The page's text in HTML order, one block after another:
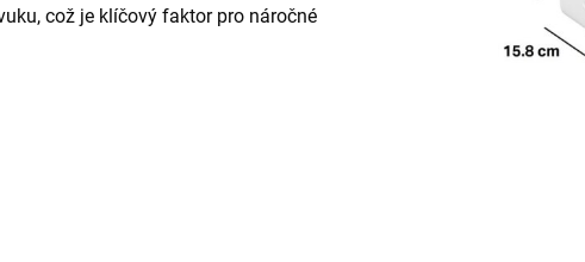
což je klíčový faktor pro náročné